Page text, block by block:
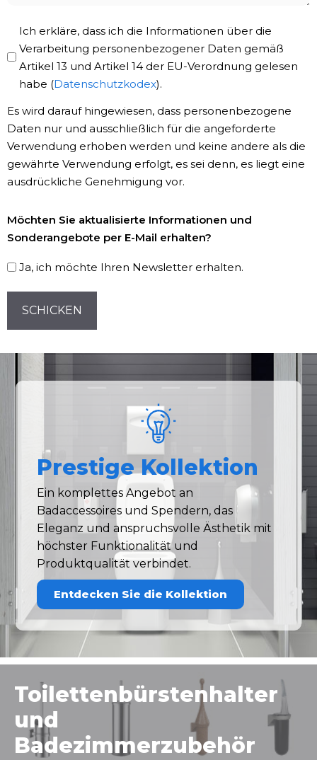
Privacy
Policy
Ich erkläre, dass ich die Informationen über die
Verarbeitung personenbezogener Daten gemäß
Artikel 13 und Artikel 14 der EU-Verordnung gelesen
habe (Datenschutzkodex).
Es wird darauf hingewiesen, dass personenbezogene
Daten nur und ausschließlich für die angeforderte
Verwendung erhoben werden und keine andere als die
gewährte Verwendung erfolgt, es sei denn, es liegt eine
ausdrückliche Genehmigung vor.
Registrierung
Möchten Sie aktualisierte Informationen und
Sonderangebote per E-Mail erhalten?
Ja, ich möchte Ihren Newsletter erhalten.
CAPTCHA
Prestige Kollektion
Ein komplettes Angebot an
Badaccessoires und Spendern, das
Eleganz und anspruchsvolle Ästhetik mit
höchster Funktionalität und
Produktqualität verbindet.
Entdecken Sie die Kollektion
Toilettenbürstenhalter
und
Badezimmerzubehör